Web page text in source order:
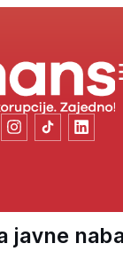
javne